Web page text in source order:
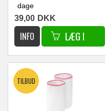
dage
39,00 DKK